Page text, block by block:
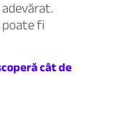
fi
cât de